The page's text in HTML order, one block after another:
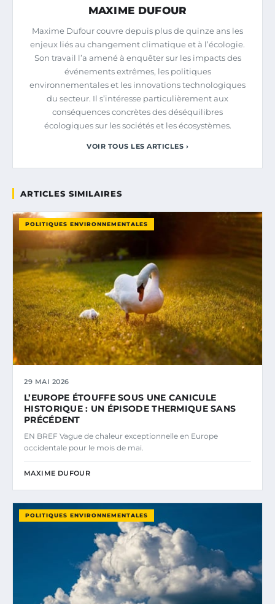
MAXIME DUFOUR
Maxime Dufour couvre depuis plus de quinze ans les
enjeux liés au changement climatique et à l’écologie.
Son travail l’a amené à enquêter sur les impacts des
événements extrêmes, les politiques
environnementales et les innovations technologiques
du secteur. Il s’intéresse particulièrement aux
conséquences concrètes des déséquilibres
écologiques sur les sociétés et les écosystèmes.
VOIR TOUS LES ARTICLES ›
ARTICLES SIMILAIRES
POLITIQUES ENVIRONNEMENTALES
29 MAI 2026
L’EUROPE ÉTOUFFE SOUS UNE CANICULE
HISTORIQUE : UN ÉPISODE THERMIQUE SANS
PRÉCÉDENT
EN BREF Vague de chaleur exceptionnelle en Europe
occidentale pour le mois de mai.
MAXIME DUFOUR
POLITIQUES ENVIRONNEMENTALES